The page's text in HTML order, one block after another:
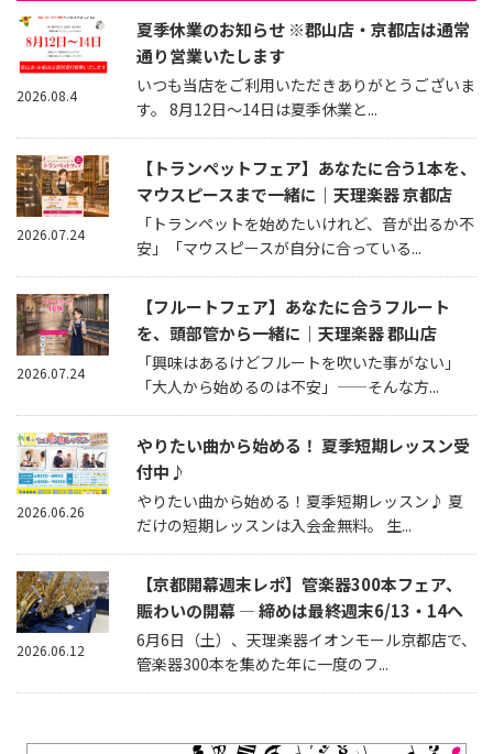
夏季休業のお知らせ ※郡山店・京都店は通常
通り営業いたします
いつも当店をご利用いただきありがとうございま
す。 8月12日～14日は夏季休業と...
2026.08.4
【トランペットフェア】あなたに合う1本を、
マウスピースまで一緒に｜天理楽器 京都店
「トランペットを始めたいけれど、音が出るか不
安」「マウスピースが自分に合っている...
2026.07.24
【フルートフェア】あなたに合うフルート
を、頭部管から一緒に｜天理楽器 郡山店
「興味はあるけどフルートを吹いた事がない」
「大人から始めるのは不安」——そんな方...
2026.07.24
やりたい曲から始める！ 夏季短期レッスン受
付中♪
やりたい曲から始める！夏季短期レッスン♪ 夏
だけの短期レッスンは入会金無料。 生...
2026.06.26
【京都開幕週末レポ】管楽器300本フェア、
賑わいの開幕 — 締めは最終週末6/13・14へ
6月6日（土）、天理楽器イオンモール京都店で、
管楽器300本を集めた年に一度のフ...
2026.06.12